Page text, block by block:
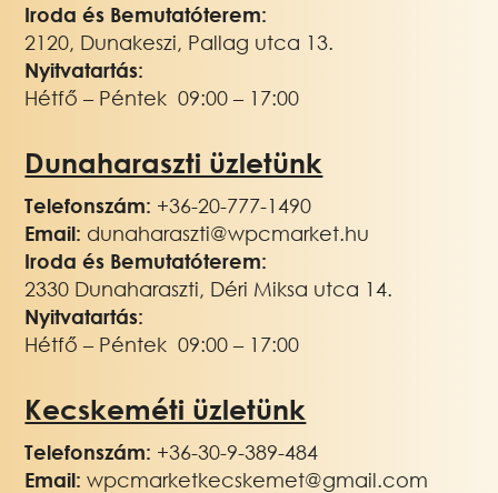
Iroda és Bemutatóterem:
2120, Dunakeszi, Pallag utca 13.
Nyitvatartás:
Hétfő – Péntek 09:00 – 17:00
Dunaharaszti üzletünk
Telefonszám: +36-20-777-1490
Email: dunaharaszti@wpcmarket.hu
Iroda és Bemutatóterem:
2330 Dunaharaszti, Déri Miksa utca 14.
Nyitvatartás:
Hétfő – Péntek 09:00 – 17:00
Kecskeméti üzletünk
Telefonszám: +36-30-9-389-484
Email:wpcmarketkecskemet@gmail.com